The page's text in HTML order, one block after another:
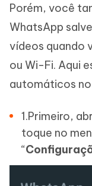
Porém, você
WhatsApp
vídeos quando
ou Wi-Fi. Aqui
automáticos
1.Primeiro,
toque no
“